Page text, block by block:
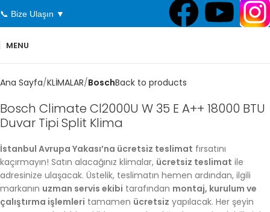
📞 Bize Ulaşın ▼
MENU
Ana Sayfa KLİMALAR BoschBack to products
Bosch Climate Cl2000U W 35 E A++ 18000 BTU
Duvar Tipi Split Klima
İstanbul Avrupa Yakası’na ücretsiz teslimat fırsatını
kaçırmayın! Satın alacağınız klimalar, ücretsiz teslimat ile
adresinize ulaşacak. Üstelik, teslimatın hemen ardından, ilgili
markanın uzman servis ekibi tarafından montaj, kurulum ve
çalıştırma işlemleri tamamen ücretsiz yapılacak. Her şeyin